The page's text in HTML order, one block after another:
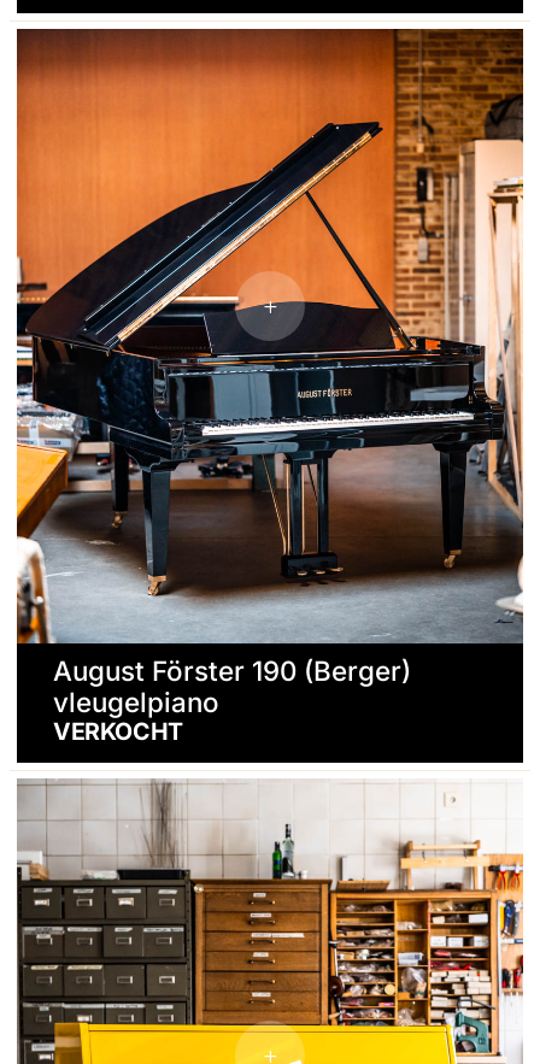
August Förster 190 (Berger)
vleugelpiano
VERKOCHT